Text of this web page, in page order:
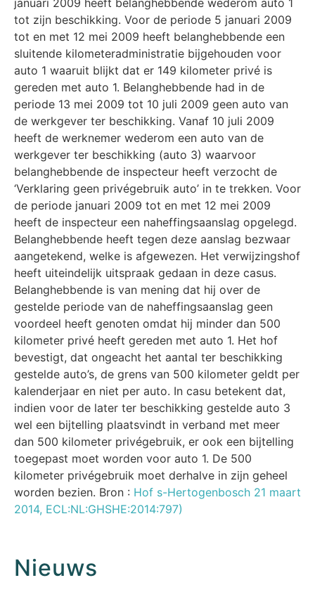
januari 2009 heeft belanghebbende wederom auto 1
tot zijn beschikking. Voor de periode 5 januari 2009
tot en met 12 mei 2009 heeft belanghebbende een
sluitende kilometeradminis­tratie bijgehouden voor
auto 1 waaruit blijkt dat er 149 kilometer privé is
gereden met auto 1. Belanghebbende had in de
periode 13 mei 2009 tot 10 juli 2009 geen auto van
de werkgever ter beschikking. Vanaf 10 juli 2009
heeft de werknemer wederom een auto van de
werkgever ter beschikking (auto 3) waarvoor
belanghebbende de inspecteur heeft verzocht de
‘Verklaring geen privégebruik auto’ in te trekken. Voor
de periode januari 2009 tot en met 12 mei 2009
heeft de inspecteur een naheffingsaan­slag opgelegd.
Belanghebbende heeft tegen deze aanslag bezwaar
aangetekend, welke is afgewezen. Het verwijzingshof
heeft uiteindelijk uitspraak gedaan in deze casus.
Belanghebbende is van mening dat hij over de
gestelde periode van de naheffingsaanslag geen
voordeel heeft geno­ten omdat hij minder dan 500
kilometer privé heeft gereden met auto 1. Het hof
bevestigt, dat ongeacht het aantal ter beschikking
gestelde auto’s, de grens van 500 kilometer geldt per
ka­lenderjaar en niet per auto. In casu betekent dat,
indien voor de later ter beschikking gestelde auto 3
wel een bijtelling plaatsvindt in verband met meer
dan 500 kilometer privégebruik, er ook een bijtelling
toegepast moet worden voor auto 1. De 500
kilometer privégebruik moet derhalve in zijn geheel
worden bezien. Bron : Hof s-Hertogenbosch 21 maart
2014, ECL:NL:GHSHE:2014:797)
Nieuws